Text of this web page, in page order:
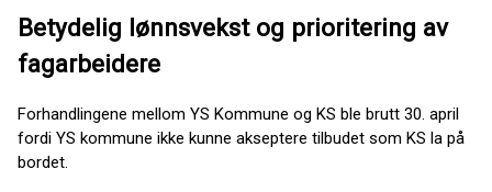
Betydelig lønnsvekst og prioritering av
fagarbeidere
Forhandlingene mellom YS Kommune og KS ble brutt 30. april
fordi YS kommune ikke kunne akseptere tilbudet som KS la på
bordet.